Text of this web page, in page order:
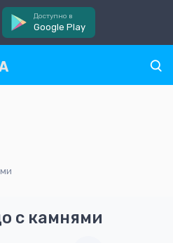
Доступно в
Google Play
с камнями